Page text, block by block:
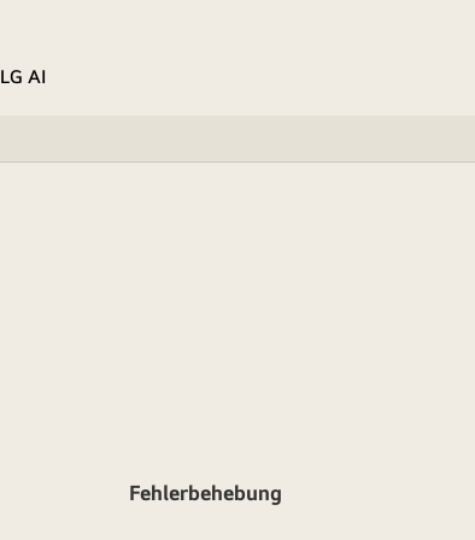
LG AI
Fehlerbehebung